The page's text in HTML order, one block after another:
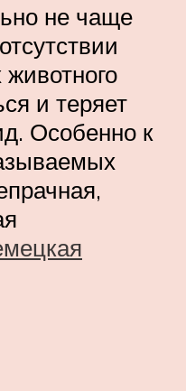
не чаще
и теряет
Особенно к